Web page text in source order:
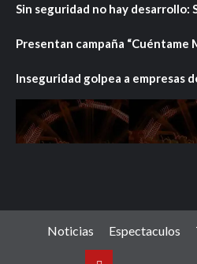
Sin seguridad no hay desarrollo:
Presentan campaña “Cuéntame
Inseguridad golpea a empresas
Noticias Espectaculos